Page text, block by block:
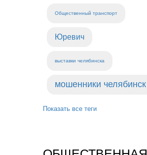
Общественный транспорт
Юревич
выставки челябинска
мошенники челябинск
Показать все теги